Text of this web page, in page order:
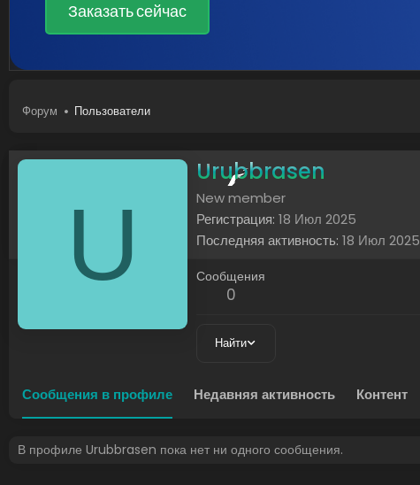
Заказать сейчас
Форум Пользователи
U
Urubbrasen
New member
Регистрация 18 Июл 2025
Последняя активность 18 Июл 2025
Сообщения
0
Найти
Сообщения в профиле Недавняя активность Контент
В профиле Urubbrasen пока нет ни одного сообщения.